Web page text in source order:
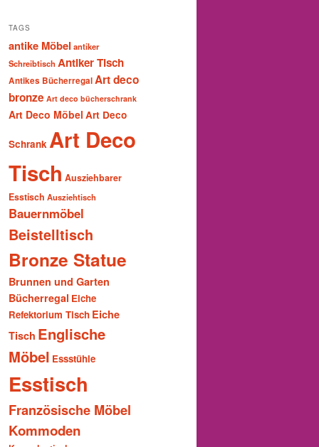
TAGS
antike Möbel antiker
Schreibtisch Antiker Tisch
Antikes BücherregalArt deco
bronze Art deco bücherschrank
Art Deco Möbel Art Deco
Schrank Art Deco
Tisch Ausziehbarer
Esstisch Ausziehtisch
Bauernmöbel
Beistelltisch
Bronze Statue
Brunnen und Garten
Bücherregal Eiche
Refektorium Tisch Eiche
Tisch Englische
Möbel Essstühle
Esstisch
Französische Möbel
Kommoden